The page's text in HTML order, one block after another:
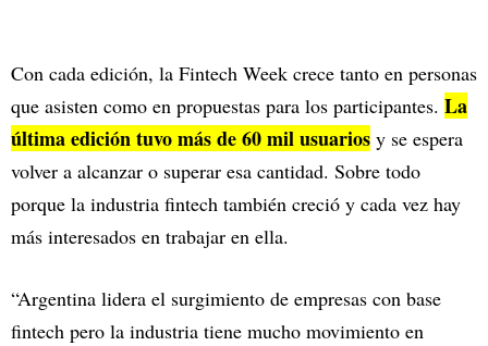
Con cada edición, la Fintech Week crece tanto en personas
que asisten como en propuestas para los participantes. La
última edición tuvo más de 60 mil usuarios y se espera
volver a alcanzar o superar esa cantidad. Sobre todo
porque la industria fintech también creció y cada vez hay
más interesados en trabajar en ella.
“Argentina lidera el surgimiento de empresas con base
fintech pero la industria tiene mucho movimiento en